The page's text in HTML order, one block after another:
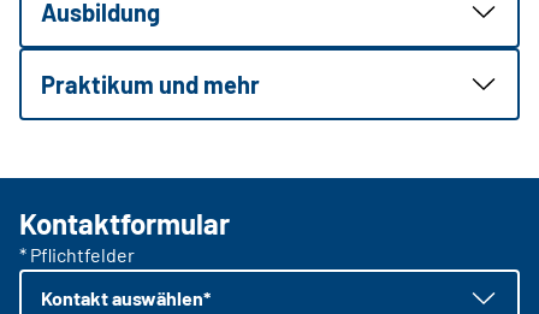
Ausbildung
Praktikum und mehr
Kontaktformular
* Pflichtfelder
Kontakt auswählen*